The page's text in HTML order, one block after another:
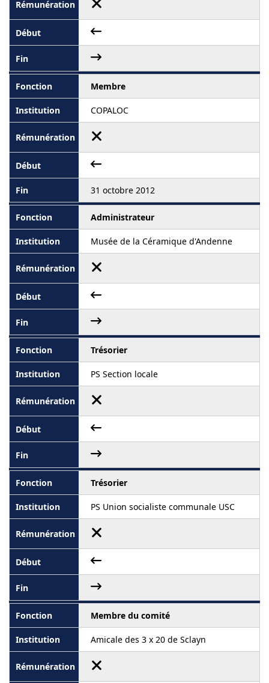
Membre
COPALOC
31 octobre 2012
Administrateur
Musée de la Céramique d'Andenne
Trésorier
PS Section locale
Trésorier
PS Union socialiste communale USC
Membre du comité
Amicale des 3 x 20 de Sclayn